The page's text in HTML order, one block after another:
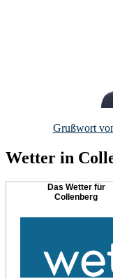
Grußwort
Wetter in
Das Wetter für
Collenberg